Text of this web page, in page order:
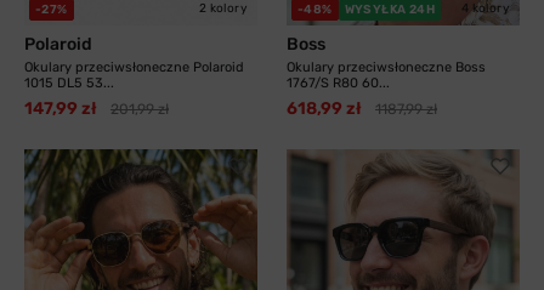
-27% 2 kolory
Polaroid
Okulary przeciwsłoneczne Polaroid
1015 DL5 53...
147,99 zł 201,99 zł
-48% WYSYŁKA 24H 4 kolory
Boss
Okulary przeciwsłoneczne Boss
1767/S R80 60...
618,99 zł 1187,99 zł